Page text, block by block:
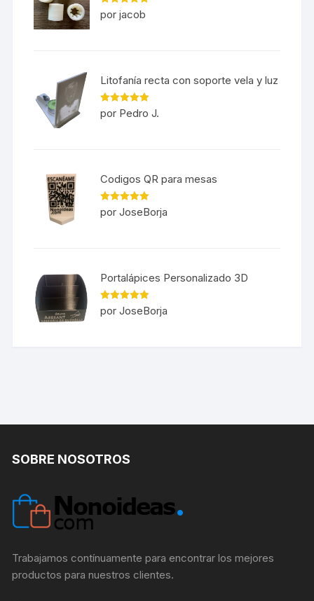
Valorado en
5 de 5
por jacob
Litofanía recta con soporte vela y luz
Valorado en
5 de 5
por Pedro J.
Codigos QR para mesas
Valorado en
5 de 5
por JoseBorja
Portalápices Personalizado 3D
Valorado en
5 de 5
por JoseBorja
SOBRE NOSOTROS
Trabajamos contínuamente para encontrar los mejores
productos para nuestros clientes.